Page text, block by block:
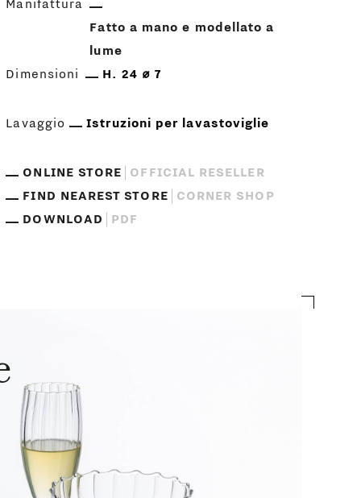
Manifattura
Fatto a mano e modellato a
lume
Dimensioni
H. 24 ⌀ 7
Lavaggio Istruzioni per lavastoviglie
ONLINE STORE
OFFICIAL RESELLER
FIND NEAREST STORE
CORNER SHOP
DOWNLOAD
PDF